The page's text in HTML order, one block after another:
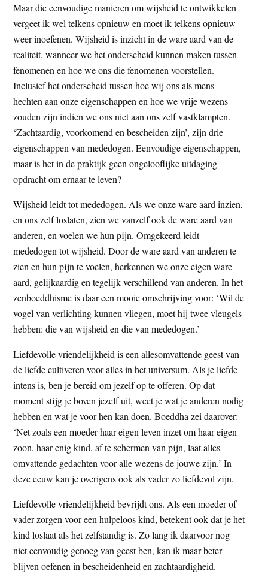
Maar die eenvoudige manieren om wijsheid te ontwikkelen
vergeet ik wel telkens opnieuw en moet ik telkens opnieuw
weer inoefenen. Wijsheid is inzicht in de ware aard van de
realiteit, wanneer we het onderscheid kunnen maken tussen
fenomenen en hoe we ons die fenomenen voorstellen.
Inclusief het onderscheid tussen hoe wij ons als mens
hechten aan onze eigenschappen en hoe we vrije wezens
zouden zijn indien we ons niet aan ons zelf vastklampten.
‘Zachtaardig, voorkomend en bescheiden zijn’, zijn drie
eigenschappen van mededogen. Eenvoudige eigenschappen,
maar is het in de praktijk geen ongelooflijke uitdaging
opdracht om ernaar te leven?
Wijsheid leidt tot mededogen. Als we onze ware aard inzien,
en ons zelf loslaten, zien we vanzelf ook de ware aard van
anderen, en voelen we hun pijn. Omgekeerd leidt
mededogen tot wijsheid. Door de ware aard van anderen te
zien en hun pijn te voelen, herkennen we onze eigen ware
aard, gelijkaardig en tegelijk verschillend van anderen. In het
zenboeddhisme is daar een mooie omschrijving voor: ‘Wil de
vogel van verlichting kunnen vliegen, moet hij twee vleugels
hebben: die van wijsheid en die van mededogen.’
Liefdevolle vriendelijkheid is een allesomvattende geest van
de liefde cultiveren voor alles in het universum. Als je liefde
intens is, ben je bereid om jezelf op te offeren. Op dat
moment stijg je boven jezelf uit, weet je wat je anderen nodig
hebben en wat je voor hen kan doen. Boeddha zei daarover:
‘Net zoals een moeder haar eigen leven inzet om haar eigen
zoon, haar enig kind, af te schermen van pijn, laat alles
omvattende gedachten voor alle wezens de jouwe zijn.’ In
deze eeuw kan je overigens ook als vader zo liefdevol zijn.
Liefdevolle vriendelijkheid bevrijdt ons. Als een moeder of
vader zorgen voor een hulpeloos kind, betekent ook dat je het
kind loslaat als het zelfstandig is. Zo lang ik daarvoor nog
niet eenvoudig genoeg van geest ben, kan ik maar beter
blijven oefenen in bescheidenheid en zachtaardigheid.